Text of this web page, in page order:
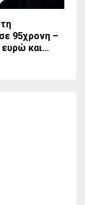
95χρονη –
και...